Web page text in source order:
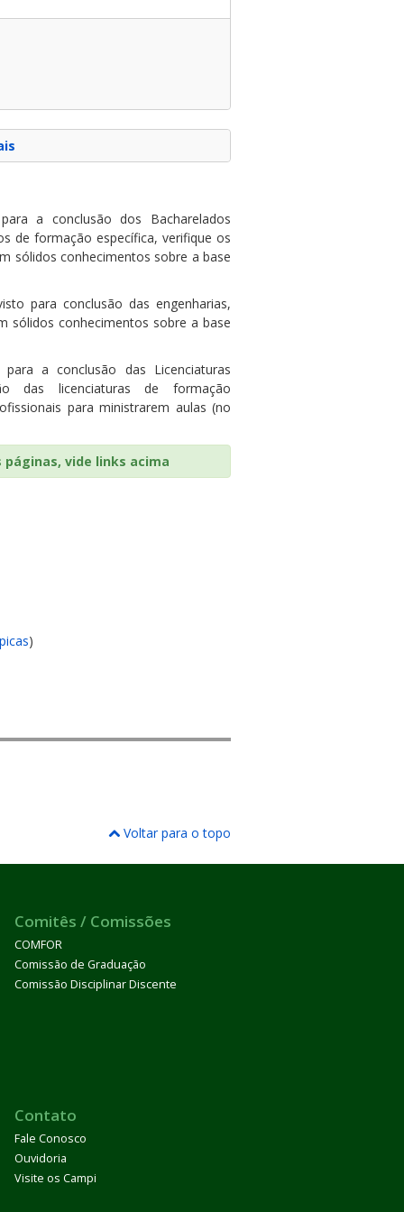
a conclusão dos Bacharelados
de formação específica, verifique os
sólidos conhecimentos sobre a base
para conclusão das engenharias,
sólidos conhecimentos sobre a base
a conclusão das Licenciaturas
das licenciaturas de formação
para ministrarem aulas (no
vide links acima
)
Voltar para o topo
Comitês / Comissões
COMFOR
Comissão de Graduação
Comissão Disciplinar Discente
Contato
Fale Conosco
Ouvidoria
Visite os Campi